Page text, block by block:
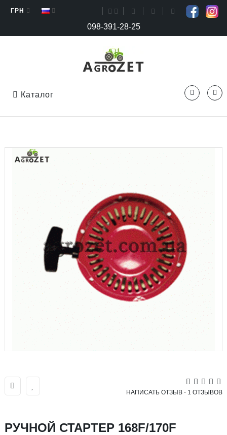
ГРН
098-391-28-25
Каталог
НАПИСАТЬ ОТЗЫВ - 1 ОТЗЫВОВ
РУЧНОЙ СТАРТЕР 168F/170F